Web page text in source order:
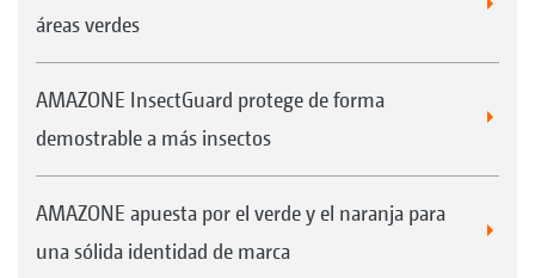
áreas verdes
AMAZONE InsectGuard protege de forma
demostrable a más insectos
AMAZONE apuesta por el verde y el naranja para
una sólida identidad de marca